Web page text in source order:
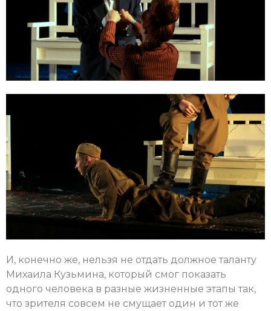
И, конечно же, нельзя не отдать должное таланту
Михаила Кузьмина, который смог показать
одного человека в разные жизненные этапы так,
что зрителя совсем не смущает один и тот же